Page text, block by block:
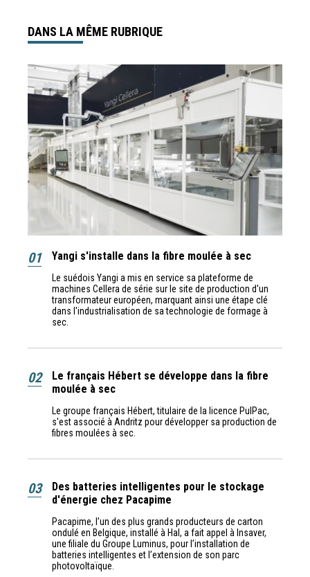
DANS LA MÊME RUBRIQUE
01 Yangi s'installe dans la fibre moulée à sec
Le suédois Yangi a mis en service sa plateforme de
machines Cellera de série sur le site de production d'un
transformateur européen, marquant ainsi une étape clé
dans l'industrialisation de sa technologie de formage à
sec.
02
Le français Hébert se développe dans la fibre
moulée à sec
Le groupe français Hébert, titulaire de la licence PulPac,
s'est associé à Andritz pour développer sa production de
fibres moulées à sec.
03
Des batteries intelligentes pour le stockage
d'énergie chez Pacapime
Pacapime, l’un des plus grands producteurs de carton
ondulé en Belgique, installé à Hal, a fait appel à Insaver,
une filiale du Groupe Luminus, pour l’installation de
batteries intelligentes et l’extension de son parc
photovoltaïque.